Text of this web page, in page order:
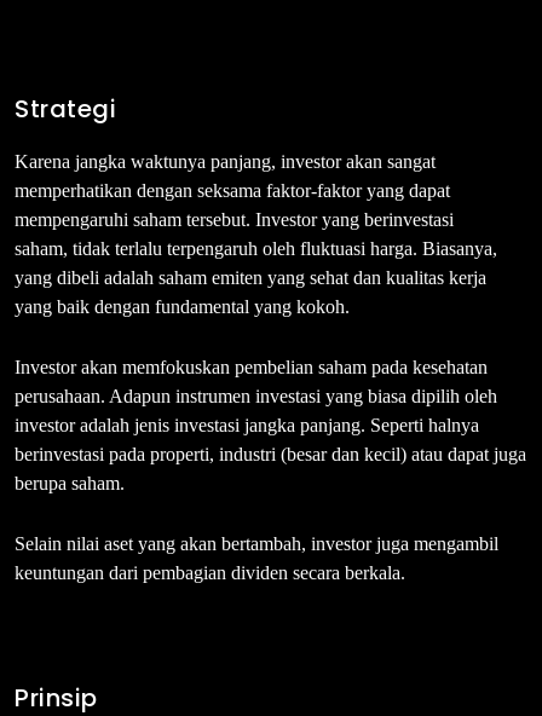
Strategi
Karena jangka waktunya panjang, investor akan sangat
memperhatikan dengan seksama faktor-faktor yang dapat
mempengaruhi saham tersebut. Investor yang berinvestasi
saham, tidak terlalu terpengaruh oleh fluktuasi harga. Biasanya,
yang dibeli adalah saham emiten yang sehat dan kualitas kerja
yang baik dengan fundamental yang kokoh.
Investor akan memfokuskan pembelian saham pada kesehatan
perusahaan. Adapun instrumen investasi yang biasa dipilih oleh
investor adalah jenis investasi jangka panjang. Seperti halnya
berinvestasi pada properti, industri (besar dan kecil) atau dapat juga
berupa saham.
Selain nilai aset yang akan bertambah, investor juga mengambil
keuntungan dari pembagian dividen secara berkala.
Prinsip